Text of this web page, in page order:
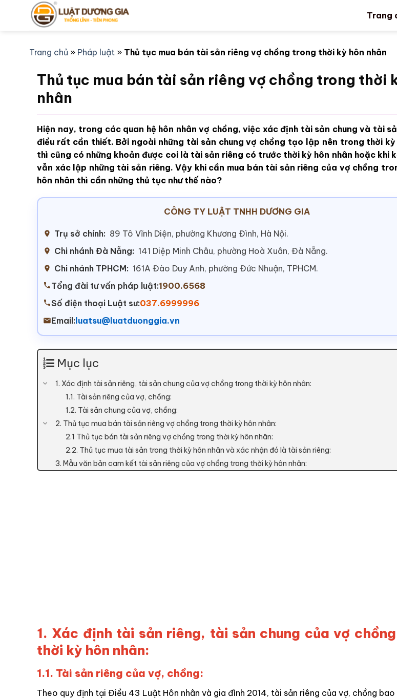
Trang
Trang chủ » Pháp luật » Thủ tục mua bán tài sản riêng vợ chồng trong thời kỳ hôn nhân
Thủ tục mua bán tài sản riêng vợ chồng trong thời
nhân
Hiện nay, trong các quan hệ hôn nhân vợ chồng, việc xác định tài sản chung và tài
điều rất cần thiết. Bởi ngoài những tài sản chung vợ chồng tạo lập nên trong thời kỳ
thì cũng có những khoản được coi là tài sản riêng có trước thời kỳ hôn nhân hoặc khi
vẫn xác lập những tài sản riêng. Vậy khi cần mua bán tài sản riêng của vợ chồng
hôn nhân thì cần những thủ tục như thế nào?
CÔNG TY LUẬT TNHH DƯƠNG GIA
Trụ sở chính: 89 Tô Vĩnh Diện, phường Khương Đình, Hà Nội.
Chi nhánh Đà Nẵng: 141 Diệp Minh Châu, phường Hoà Xuân, Đà Nẵng.
Chi nhánh TPHCM: 161A Đào Duy Anh, phường Đức Nhuận, TPHCM.
Tổng đài tư vấn pháp luật:1900.6568
Số điện thoại Luật sư:037.6999996
Email: luatsu@luatduonggia.vn
Mục lục
1. Xác định tài sản riêng, tài sản chung của vợ chồng trong thời kỳ hôn nhân:
1.1. Tài sản riêng của vợ, chồng:
1.2. Tài sản chung của vợ, chồng:
2. Thủ tục mua bán tài sản riêng vợ chồng trong thời kỳ hôn nhân:
2.1 Thủ tục bán tài sản riêng vợ chồng trong thời kỳ hôn nhân:
2.2. Thủ tục mua tài sản trong thời kỳ hôn nhân và xác nhận đó là tài sản riêng:
3. Mẫu văn bản cam kết tài sản riêng của vợ chồng trong thời kỳ hôn nhân:
1. Xác định tài sản riêng, tài sản chung của vợ
thời kỳ hôn nhân:
1.1. Tài sản riêng của vợ, chồng:
Theo quy định tại Điều 43 Luật Hôn nhân và gia đình 2014, tài sản riêng của vợ, chồng bao